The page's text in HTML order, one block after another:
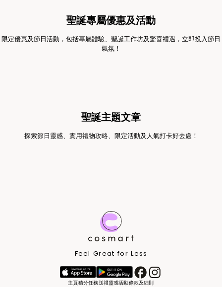
聖誕專屬優惠及活動
限定優惠及節日活動，包括專屬體驗、聖誕工作坊及驚喜禮遇，立即投入節日
氣氛！
聖誕主題文章
探索節日靈感、實用禮物攻略、限定活動及人氣打卡好去處！
Feel Great for Less
主頁積分任務送禮靈感活動條款及細則